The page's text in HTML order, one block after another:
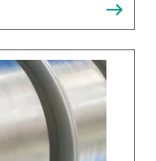
Mobilität,
zu schaffen.